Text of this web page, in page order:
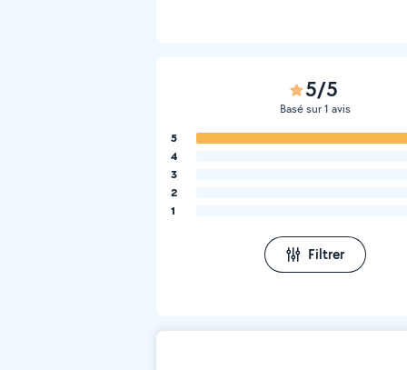
5/5
Basé sur 1 avis
5
4
3
2
1
Filtrer